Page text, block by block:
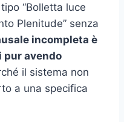
“Bolletta luce
Plenitude” senza
incompleta è
pur avendo
il sistema non
a una specifica